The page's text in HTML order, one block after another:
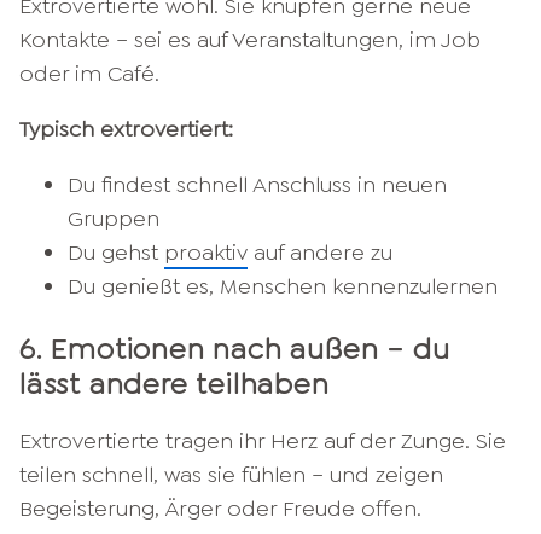
Extrovertierte wohl. Sie knüpfen gerne neue
Kontakte – sei es auf Veranstaltungen, im Job
oder im Café.
Typisch extrovertiert:
Du findest schnell Anschluss in neuen
Gruppen
Du gehst proaktiv auf andere zu
Du genießt es, Menschen kennenzulernen
6. Emotionen nach außen – du
lässt andere teilhaben
Extrovertierte tragen ihr Herz auf der Zunge. Sie
teilen schnell, was sie fühlen – und zeigen
Begeisterung, Ärger oder Freude offen.